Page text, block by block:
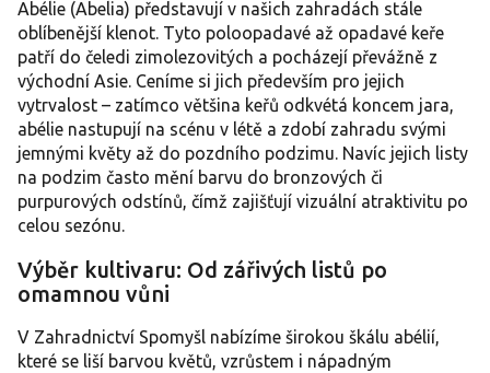
a
c
í
r
v
k
y
v
ý
p
s
u
Abélie (Abelia) představují v našich zahradách stále
oblíbenější klenot. Tyto poloopadavé až opadavé keře
patří do čeledi zimolezovitých a pocházejí převážně z
východní Asie. Ceníme si jich především pro jejich
vytrvalost – zatímco většina keřů odkvétá koncem jara,
abélie nastupují na scénu v létě a zdobí zahradu svými
jemnými květy až do pozdního podzimu. Navíc jejich listy
na podzim často mění barvu do bronzových či
purpurových odstínů, čímž zajišťují vizuální atraktivitu po
celou sezónu.
Výběr kultivaru: Od zářivých listů po
omamnou vůni
V Zahradnictví Spomyšl nabízíme širokou škálu abélií,
které se liší barvou květů, vzrůstem i nápadným